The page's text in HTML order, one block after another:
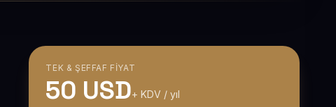
TEK & ŞEFFAF FIYAT
50 USD+ KDV / yıl